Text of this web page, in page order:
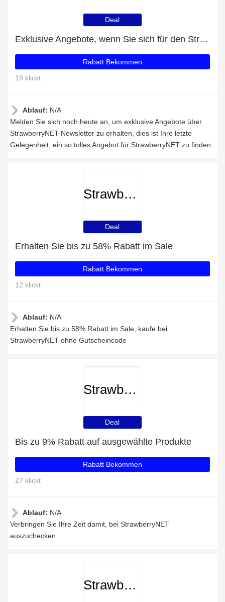
Deal
Exklusive Angebote, wenn Sie sich für den StrawberryNET-Newsletter anmelden
Rabatt Bekommen
19 klickt
Ablauf: N/A
Melden Sie sich noch heute an, um exklusive Angebote über
StrawberryNET-Newsletter zu erhalten, dies ist Ihre letzte
Gelegenheit, ein so tolles Angebot für StrawberryNET zu finden
StrawberryNET
Deal
Erhalten Sie bis zu 58% Rabatt im Sale
Rabatt Bekommen
12 klickt
Ablauf: N/A
Erhalten Sie bis zu 58% Rabatt im Sale, kaufe bei
StrawberryNET ohne Gutscheincode
StrawberryNET
Deal
Bis zu 9% Rabatt auf ausgewählte Produkte
Rabatt Bekommen
27 klickt
Ablauf: N/A
Verbringen Sie Ihre Zeit damit, bei StrawberryNET
auszuchecken
StrawberryNET